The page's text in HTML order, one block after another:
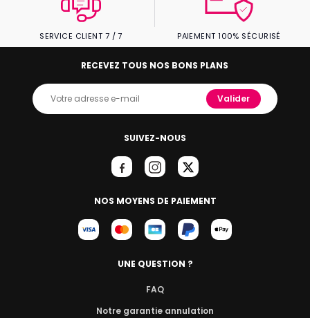
SERVICE CLIENT 7 / 7 PAIEMENT 100% SÉCURISÉ
SUIVEZ-NOUS
NOS MOYENS DE PAIEMENT
RECEVEZ TOUS NOS BONS PLANS
Valider
UNE QUESTION ?
FAQ
Notre garantie annulation